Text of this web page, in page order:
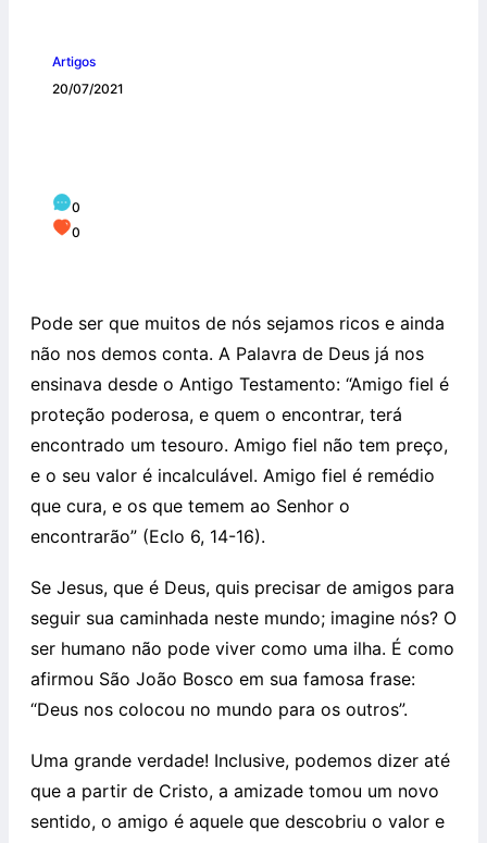
Artigos
20/07/2021
0
0
Pode ser que muitos de nós sejamos ricos e ainda
não nos demos conta. A Palavra de Deus já nos
ensinava desde o Antigo Testamento: “Amigo fiel é
proteção poderosa, e quem o encontrar, terá
encontrado um tesouro. Amigo fiel não tem preço,
e o seu valor é incalculável. Amigo fiel é remédio
que cura, e os que temem ao Senhor o
encontrarão” (Eclo 6, 14-16).
Se Jesus, que é Deus, quis precisar de amigos para
seguir sua caminhada neste mundo; imagine nós? O
ser humano não pode viver como uma ilha. É como
afirmou São João Bosco em sua famosa frase:
“Deus nos colocou no mundo para os outros”.
Uma grande verdade! Inclusive, podemos dizer até
que a partir de Cristo, a amizade tomou um novo
sentido, o amigo é aquele que descobriu o valor e